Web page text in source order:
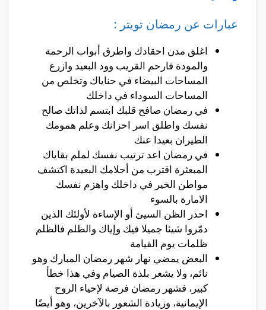
عبارات عن رمضان تويتر :
اغلق مدن احقادك واطرق أبواب الرحمة
والمودة فارحم القريب وود البعيد وازرع
المساحات البيضاء في حناياك وتخلص من
المساحات السوداء في داخلك
في رمضان صافح قلبك ابتسم لذاتك صالح
نفسك واطلق اسر احزانك وعلم همومك
الطيران بعيدا عنك
في رمضان اعد ترتيب نفسك لملم بقاياك
المبعثرة اقترب من أحلامك البعيدة اكتشف
مواطن الخير في داخلك واهزم نفسك
الامارة بالسوء
احذر الظن السيئ أو الإساءة لأولئك الذين
دمّروا شيئا جميلا فيك وإياك والظلم فالظلم
ظلمات يوم القيامة
البعض يمضي نهار شهر رمضان المبارك وهو
نائم، ولا يشعر بلذة الصيام وفي هذا خطأ
كبير، فشهر رمضان فرصة لإحياء الروح
الإيمانية، وزيادة الشعور بالآخرين، وهو أيضًا